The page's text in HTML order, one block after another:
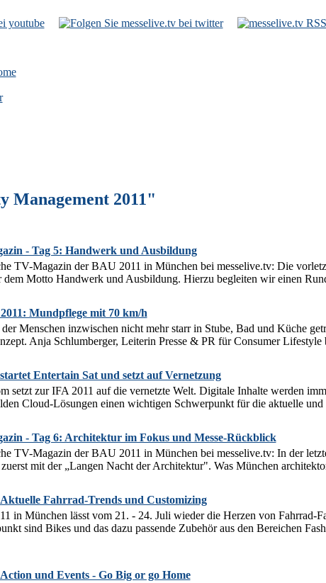
Management 2011"
- Tag 5: Handwerk und Ausbildung
TV-Magazin der BAU 2011 in München bei messelive.tv: Die
dem Motto Handwerk und Ausbildung. Hierzu begleiten wir einen
Mundpflege mit 70 km/h
Menschen inzwischen nicht mehr starr in Stube, Bad und Küche
Anja Schlumberger, Leiterin Presse & PR für Consumer
Entertain Sat und setzt auf Vernetzung
setzt zur IFA 2011 auf die vernetzte Welt. Digitale Inhalte werden
Cloud-Lösungen einen wichtigen Schwerpunkt für die aktuelle
- Tag 6: Architektur im Fokus und Messe-Rückblick
TV-Magazin der BAU 2011 in München bei messelive.tv: In der
mit der „Langen Nacht der Architektur". Was München
Fahrrad-Trends und Customizing
in München lässt vom 21. - 24. Juli wieder die Herzen von Fahrrad-
sind Bikes und das dazu passende Zubehör aus den Bereichen
und Events - Go Big or go Home